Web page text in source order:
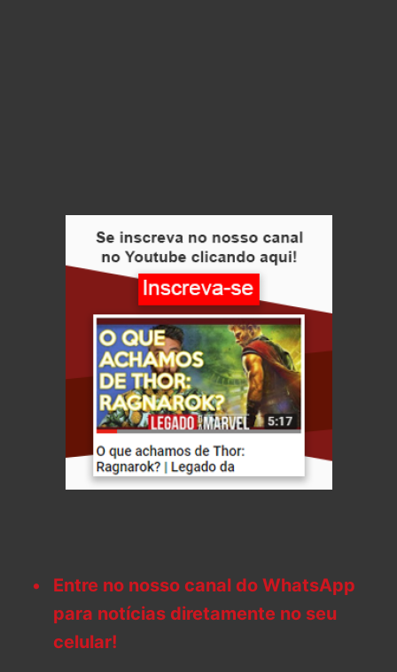
Entre no nosso canal do WhatsApp
para notícias diretamente no seu
celular!